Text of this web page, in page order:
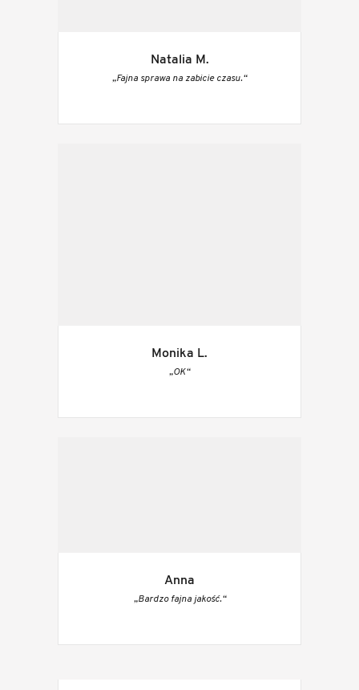
Natalia M.
„Fajna sprawa na zabicie czasu.“
Monika L.
„OK“
Anna
„Bardzo fajna jakość.“